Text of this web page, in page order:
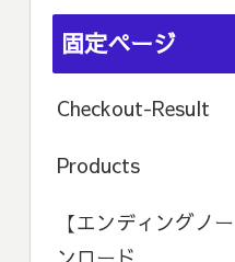
固定ページ
Checkout-Result
Products
【エンディングノ